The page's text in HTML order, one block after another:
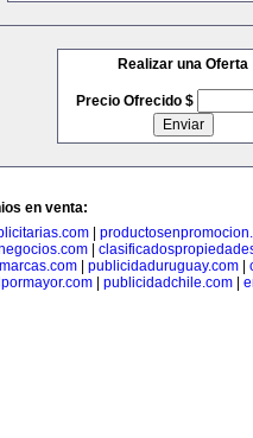
Realizar una Oferta
Precio Ofrecido $
en venta:
|
publicidaduruguay.com
| publicidadchile.com|